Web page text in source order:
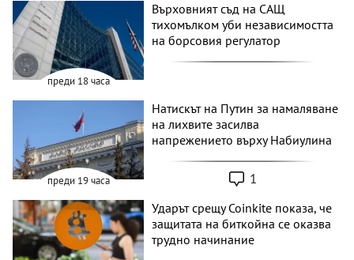
преди 18 часа
Върховният съд на САЩ
тихомълком уби независимостта
на борсовия регулатор
преди 19 часа
Натискът на Путин за намаляване
на лихвите засилва
напрежението върху Набиулина
1
Ударът срещу Coinkite показа, че
защитата на биткойна се оказва
трудно начинание